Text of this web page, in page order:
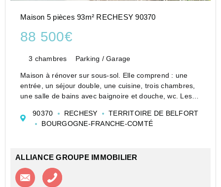
Maison 5 pièces 93m² RECHESY 90370
88 500€
3 chambres Parking / Garage
Maison à rénover sur sous-sol. Elle comprend : une
entrée, un séjour double, une cuisine, trois chambres,
une salle de bains avec baignoire et douche, wc. Les
sol avec 3 garages. chauffage central fuel. Particu...
90370 RECHESY
TERRITOIRE DE BELFORT
BOURGOGNE-FRANCHE-COMTÉ
ALLIANCE GROUPE IMMOBILIER
Contacter l'agence